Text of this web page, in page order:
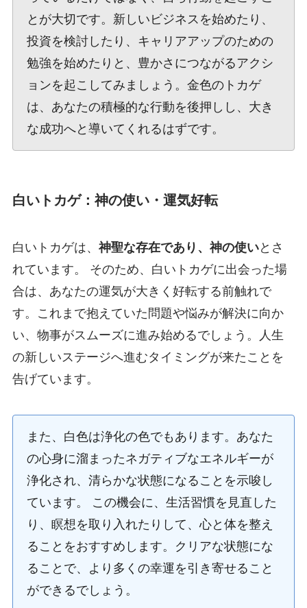
とが大切です。新しいビジネスを始めたり、
投資を検討したり、キャリアアップのための
勉強を始めたりと、豊かさにつながるアクシ
ョンを起こしてみましょう。金色のトカゲ
は、あなたの積極的な行動を後押しし、大き
な成功へと導いてくれるはずです。
白いトカゲ：神の使い・運気好転
白いトカゲは、 神聖な存在であり、神の使いとさ
れています。 そのため、白いトカゲに出会った場
合は、あなたの運気が大きく好転する前触れで
す。これまで抱えていた問題や悩みが解決に向か
い、物事がスムーズに進み始めるでしょう。人生
の新しいステージへ進むタイミングが来たことを
告げています。
また、白色は浄化の色でもあります。あなた
の心身に溜まったネガティブなエネルギーが
浄化され、清らかな状態になることを示唆し
ています。 この機会に、生活習慣を見直した
り、瞑想を取り入れたりして、心と体を整え
ることをおすすめします。クリアな状態にな
ることで、より多くの幸運を引き寄せること
ができるでしょう。